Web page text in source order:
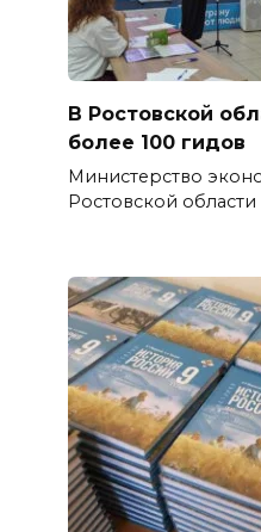
В Ростовской
более 100 гидов
Министерство
Ростовской области